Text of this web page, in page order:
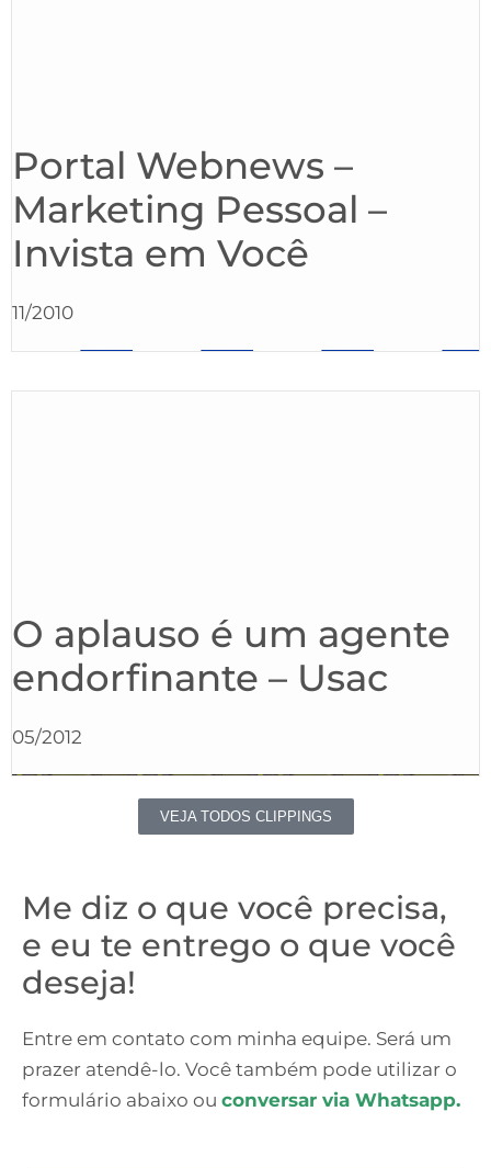
Portal Webnews –
Marketing Pessoal –
Invista em Você
11/2010
O aplauso é um agente
endorfinante – Usac
05/2012
VEJA TODOS CLIPPINGS
Me diz o que você precisa,
e eu te entrego o que você
deseja!
Entre em contato com minha equipe. Será um
prazer atendê-lo. Você também pode utilizar o
formulário abaixo ou conversar via Whatsapp.